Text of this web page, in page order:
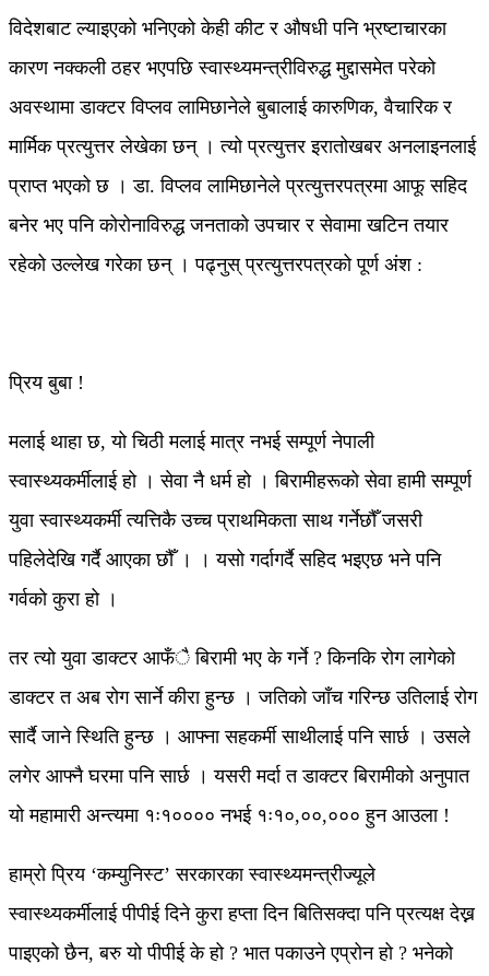
विदेशबाट ल्याइएको भनिएको केही कीट र औषधी पनि भ्रष्टाचारका
कारण नक्कली ठहर भएपछि स्वास्थ्यमन्त्रीविरुद्ध मुद्दासमेत परेको
अवस्थामा डाक्टर विप्लव लामिछानेले बुबालाई कारुणिक, वैचारिक र
मार्मिक प्रत्युत्तर लेखेका छन् । त्यो प्रत्युत्तर इरातोखबर अनलाइनलाई
प्राप्त भएको छ । डा. विप्लव लामिछानेले प्रत्युत्तरपत्रमा आफू सहिद
बनेर भए पनि कोरोनाविरुद्ध जनताको उपचार र सेवामा खटिन तयार
रहेको उल्लेख गरेका छन् । पढ्नुस् प्रत्युत्तरपत्रको पूर्ण अंश :
प्रिय बुबा !
मलाई थाहा छ, यो चिठी मलाई मात्र नभई सम्पूर्ण नेपाली
स्वास्थ्यकर्मीलाई हो । सेवा नै धर्म हो । बिरामीहरूको सेवा हामी सम्पूर्ण
युवा स्वास्थ्यकर्मी त्यत्तिकै उच्च प्राथमिकता साथ गर्नेछौँ जसरी
पहिलेदेखि गर्दै आएका छौँ । । यसो गर्दागर्दै सहिद भइएछ भने पनि
गर्वको कुरा हो ।
तर त्यो युवा डाक्टर आफँै बिरामी भए के गर्ने ? किनकि रोग लागेको
डाक्टर त अब रोग सार्ने कीरा हुन्छ । जतिको जाँच गरिन्छ उतिलाई रोग
सार्दै जाने स्थिति हुन्छ । आफ्ना सहकर्मी साथीलाई पनि सार्छ । उसले
लगेर आफ्नै घरमा पनि सार्छ । यसरी मर्दा त डाक्टर बिरामीको अनुपात
यो महामारी अन्त्यमा १ः१०००० नभई १ः१०,००,००० हुन आउला !
हाम्रो प्रिय ‘कम्युनिस्ट’ सरकारका स्वास्थ्यमन्त्रीज्यूले
स्वास्थ्यकर्मीलाई पीपीई दिने कुरा हप्ता दिन बितिसक्दा पनि प्रत्यक्ष देख्न
पाइएको छैन, बरु यो पीपीई के हो ? भात पकाउने एप्रोन हो ? भनेको